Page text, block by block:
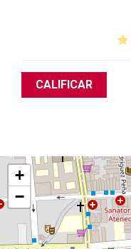
CALIFICAR
+
−